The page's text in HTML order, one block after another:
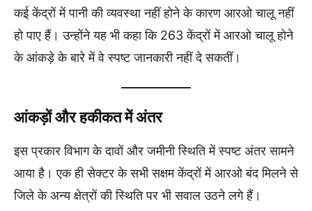
कई केंद्रों में पानी की व्यवस्था नहीं होने के कारण आरओ चालू नहीं
हो पाए हैं। उन्होंने यह भी कहा कि 263 केंद्रों में आरओ चालू होने
के आंकड़े के बारे में वे स्पष्ट जानकारी नहीं दे सकतीं।
आंकड़ों और हकीकत में अंतर
इस प्रकार विभाग के दावों और जमीनी स्थिति में स्पष्ट अंतर सामने
आया है। एक ही सेक्टर के सभी सक्षम केंद्रों में आरओ बंद मिलने से
जिले के अन्य क्षेत्रों की स्थिति पर भी सवाल उठने लगे हैं।